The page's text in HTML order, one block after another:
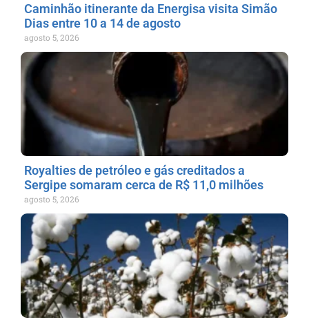
Caminhão itinerante da Energisa visita Simão
Dias entre 10 a 14 de agosto
agosto 5, 2026
Royalties de petróleo e gás creditados a
Sergipe somaram cerca de R$ 11,0 milhões
agosto 5, 2026